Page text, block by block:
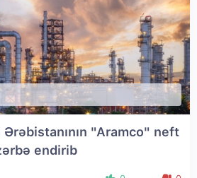
"Aramco" neft
endirib